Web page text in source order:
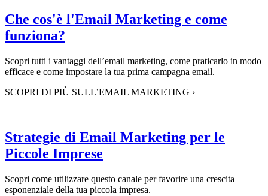
Che cos'è l'Email Marketing e come
funziona?
Scopri tutti i vantaggi dell’email marketing, come praticarlo in modo
efficace e come impostare la tua prima campagna email.
SCOPRI DI PIÙ SULL’EMAIL MARKETING ›
Strategie di Email Marketing per le
Piccole Imprese
Scopri come utilizzare questo canale per favorire una crescita
esponenziale della tua piccola impresa.